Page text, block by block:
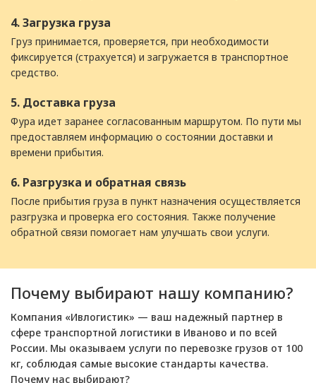
4. Загрузка груза
Груз принимается, проверяется, при необходимости
фиксируется (страхуется) и загружается в транспортное
средство.
5. Доставка груза
Фура идет заранее согласованным маршрутом. По пути мы
предоставляем информацию о состоянии доставки и
времени прибытия.
6. Разгрузка и обратная связь
После прибытия груза в пункт назначения осуществляется
разгрузка и проверка его состояния. Также получение
обратной связи помогает нам улучшать свои услуги.
Почему выбирают нашу компанию?
Компания «Ивлогистик» — ваш надежный партнер в
сфере транспортной логистики в Иваново и по всей
России. Мы оказываем услуги по перевозке грузов от 100
кг, соблюдая самые высокие стандарты качества.
Почему нас выбирают?